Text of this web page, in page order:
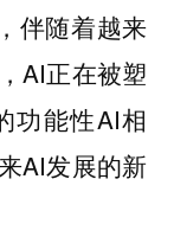
伴随着越来
AI正在被塑
功能性AI相
AI发展的新